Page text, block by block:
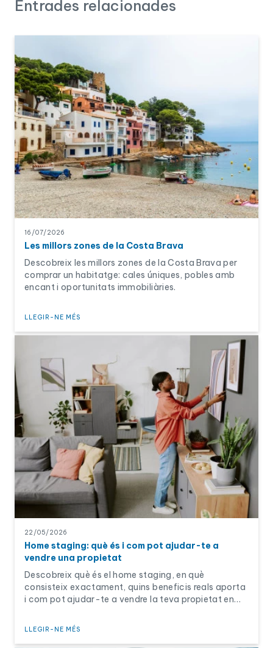
sota d'aquest valor, els impostos es calcularan sobre el valor
Entrades relacionades
16/07/2026
Les millors zones de la Costa Brava
Descobreix les millors zones de la Costa Brava per
comprar un habitatge: cales úniques, pobles amb
encant i oportunitats immobiliàries.
LLEGIR-NE MÉS
22/05/2026
Home staging: què és i com pot ajudar-te a
vendre una propietat
Descobreix què és el home staging, en què
consisteix exactament, quins beneficis reals aporta
i com pot ajudar-te a vendre la teva propietat en
LLEGIR-NE MÉS